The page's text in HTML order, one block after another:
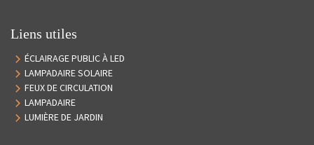
Liens utiles
ÉCLAIRAGE PUBLIC À LED
LAMPADAIRE SOLAIRE
FEUX DE CIRCULATION
LAMPADAIRE
LUMIÈRE DE JARDIN